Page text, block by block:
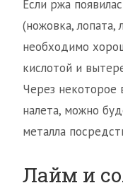
Если ржа
(ножовка, лопата,
необходимо
кислотой и
Через некоторое
налета, можно
металла
Лайм и